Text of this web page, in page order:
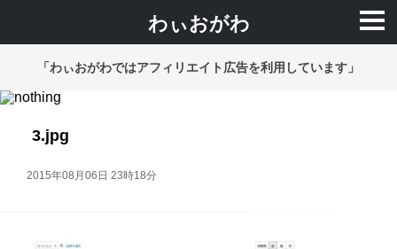
わぃおがわ
「わぃおがわではアフィリエイト広告を利用しています」
3.jpg
2015年08月06日 23時18分